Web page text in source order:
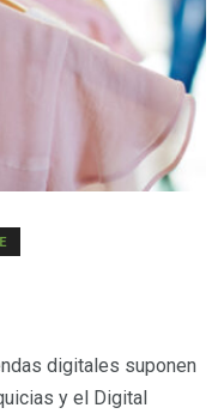
digitales suponen
y el Digital